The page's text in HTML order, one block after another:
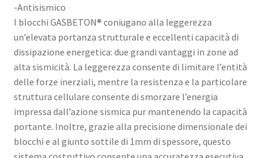
-Antisismico
I blocchi GASBETON® coniugano alla leggerezza
un’elevata portanza strutturale e eccellenti capacità di
dissipazione energetica: due grandi vantaggi in zone ad
alta sismicità. La leggerezza consente di limitare l’entità
delle forze inerziali, mentre la resistenza e la particolare
struttura cellulare consente di smorzare l’energia
impressa dall’azione sismica pur mantenendo la capacità
portante. Inoltre, grazie alla precisione dimensionale dei
blocchi e al giunto sottile di 1mm di spessore, questo